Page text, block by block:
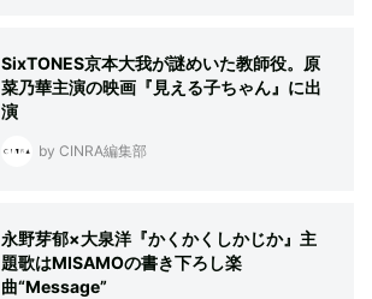
SixTONES京本大我が謎めいた教師役。原
菜乃華主演の映画『見える子ちゃん』に出
演
by CINRA編集部
永野芽郁×大泉洋『かくかくしかじか』主
題歌はMISAMOの書き下ろし楽
曲“Message”